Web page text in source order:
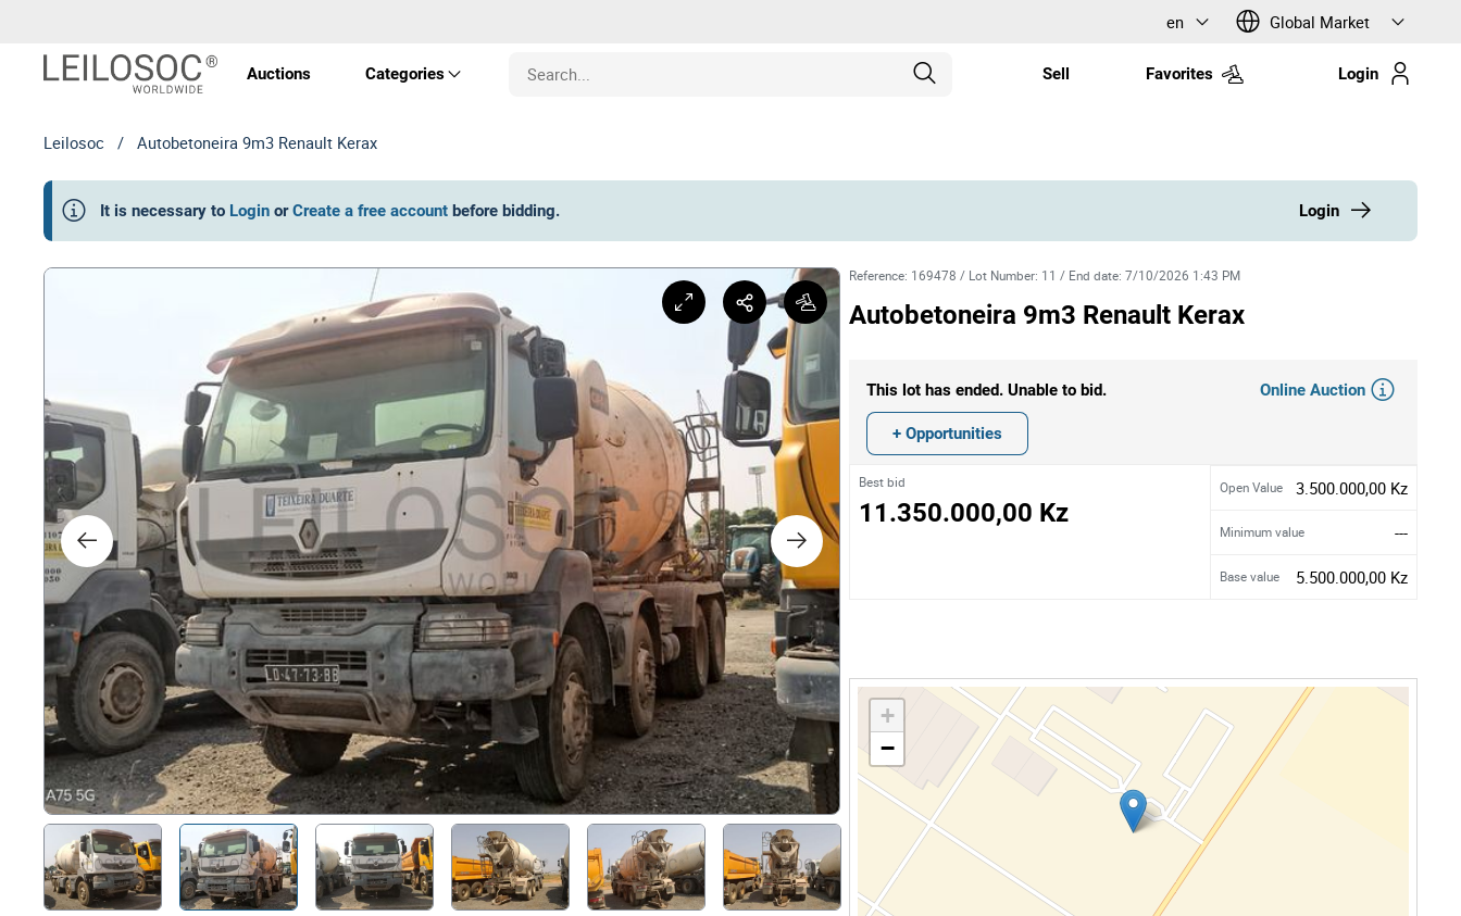
en Global Market
Auctions Categories
Vehicles
Machines
Art and Collectibles
Rights
Technology
Furniture and Decoration
Nautical
Others
Sell Favorites Login
Leilosoc / Autobetoneira 9m3 Renault Kerax
It is necessary to Login or Create a free account before bidding. Login
Reference: 169478 / Lot Number: 11 / End date:7/10/2026 1:43 PM
Autobetoneira 9m3 Renault Kerax
This lot has ended. Unable to bid. Online Auction
+ Opportunities
Best bid
11.350.000,00 Kz
Open Value 3.500.000,00 Kz
Minimum value ---
Base value 5.500.000,00 Kz
+
−